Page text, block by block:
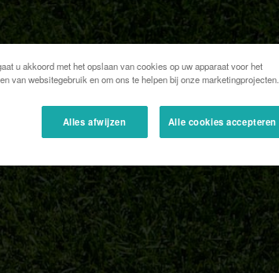
u akkoord met het opslaan van cookies op uw apparaat voor het
van websitegebruik en om ons te helpen bij onze marketingprojecten.
Alles afwijzen Alle cookies accepteren